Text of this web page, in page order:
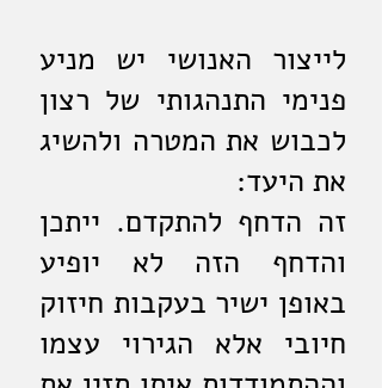
לייצור האנושי יש מניע
פנימי התנהגותי של רצון
לכבוש את המטרה ולהשיג
את היעד:
זה הדחף להתקדם. ייתכן
והדחף הזה לא יופיע
באופן ישיר בעקבות חיזוק
חיובי אלא הגירוי עצמו